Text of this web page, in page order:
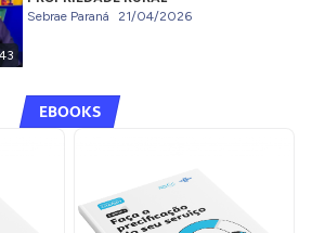
Sebrae Paraná 21/04/2026
EBOOKS